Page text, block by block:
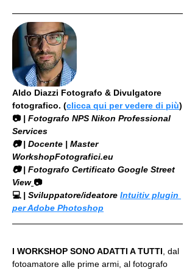
Aldo Diazzi Fotografo & Divulgatore
fotografico. (clicca qui per vedere di più)
📷 | Fotografo NPS Nikon Professional
Services
​📷 | Docente | Master
WorkshopFotografici.eu
📷 | Fotografo Certificato Google Street
View 📷
💻 | Sviluppatore/ideatore Intuitiv plugin
per Adobe Photoshop
I WORKSHOP SONO ADATTI A TUTTI , dal
fotoamatore alle prime armi, al fotografo